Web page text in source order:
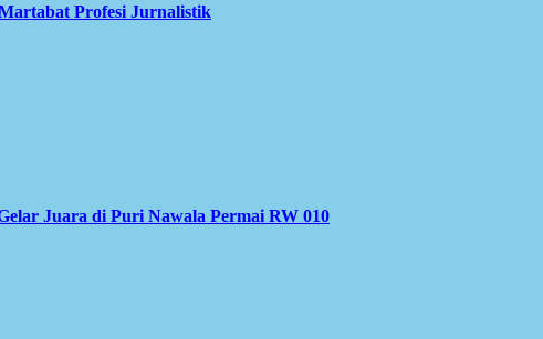
Profesi Jurnalistik
Juara di Puri Nawala Permai RW 010